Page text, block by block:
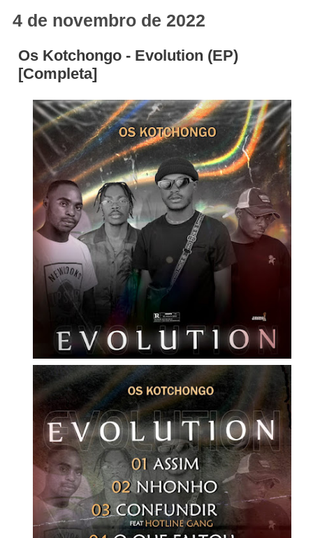
4 de novembro de 2022
Os Kotchongo - Evolution (EP)
[Completa]